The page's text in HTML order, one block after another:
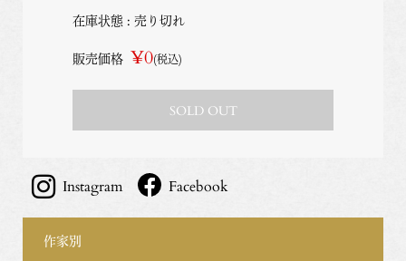
在庫状態 : 売り切れ
販売価格 ¥0(税込)
SOLD OUT
Instagram Facebook
作家別